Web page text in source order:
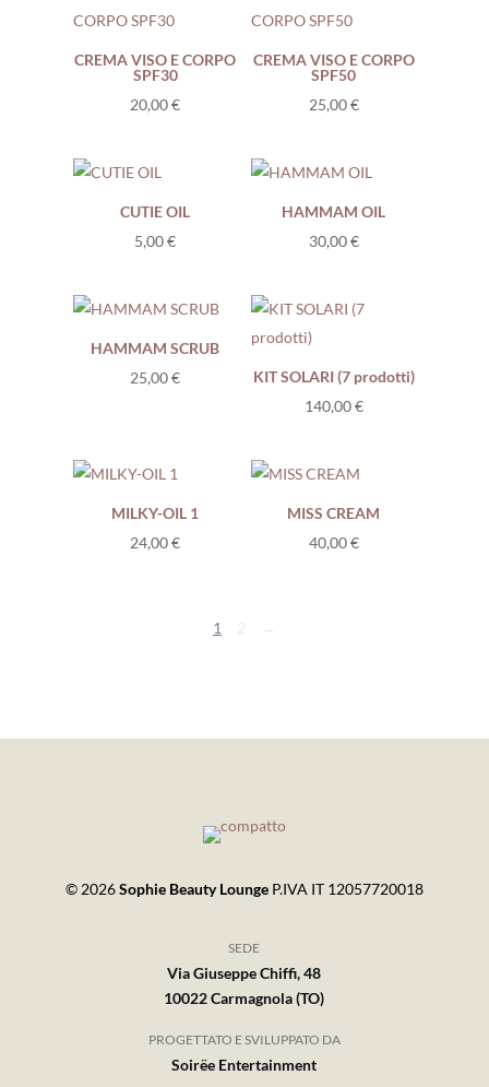
CREMA VISO E CORPO
SPF30
20,00€
CREMA VISO E CORPO
SPF50
25,00€
CUTIE OIL
5,00€
HAMMAM OIL
30,00€
HAMMAM SCRUB
25,00€
KIT SOLARI (7 prodotti)
140,00€
MILKY-OIL 1
24,00€
MISS CREAM
40,00€
1 2 →
© 2026Sophie Beauty LoungeP.IVA IT 12057720018
SEDE
Via Giuseppe Chiffi, 48
10022 Carmagnola (TO)
PROGETTATO E SVILUPPATO DA
Soirëe Entertainment